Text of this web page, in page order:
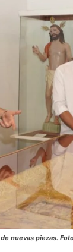
nuevas piezas.